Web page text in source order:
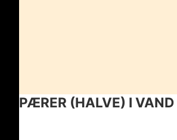
PÆRER (HALVE) I VAND